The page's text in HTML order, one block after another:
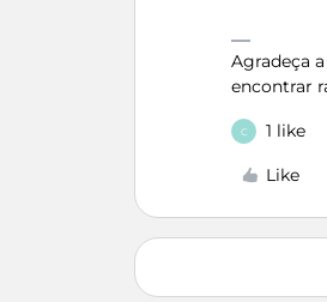
Agradeça
encontrar
C 1 like
Like